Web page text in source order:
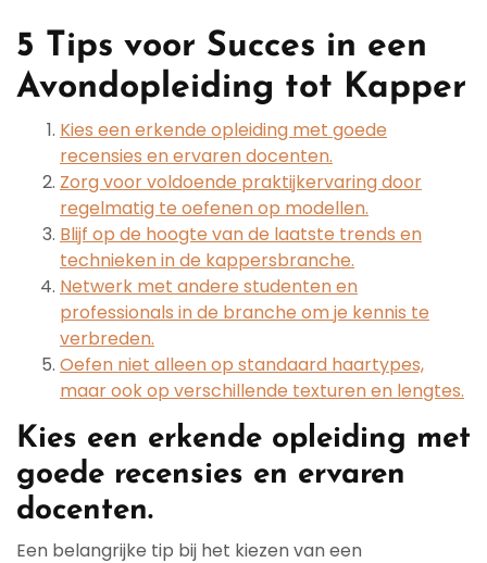
5 Tips voor Succes in een
Avondopleiding tot Kapper
Kies een erkende opleiding met goede
recensies en ervaren docenten.
Zorg voor voldoende praktijkervaring door
regelmatig te oefenen op modellen.
Blijf op de hoogte van de laatste trends en
technieken in de kappersbranche.
Netwerk met andere studenten en
professionals in de branche om je kennis te
verbreden.
Oefen niet alleen op standaard haartypes,
maar ook op verschillende texturen en lengtes.
Kies een erkende opleiding met
goede recensies en ervaren
docenten.
Een belangrijke tip bij het kiezen van een